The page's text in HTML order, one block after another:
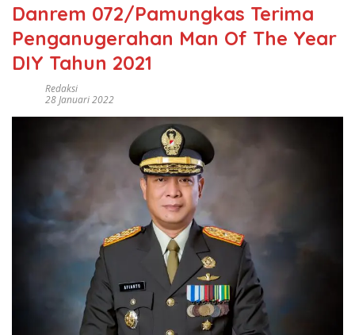
Danrem 072/Pamungkas Terima
Penganugerahan Man Of The Year
DIY Tahun 2021
Redaksi
28 Januari 2022